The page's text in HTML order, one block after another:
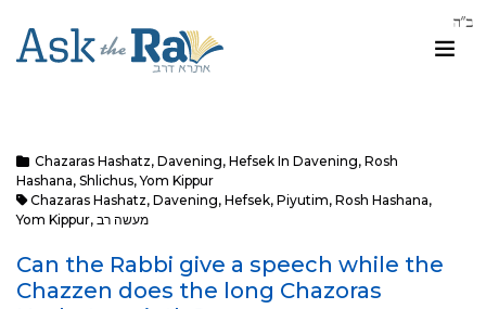
Chazaras Hashatz, Davening, Hefsek In Davening, Rosh
Hashana, Shlichus,Yom Kippur
Chazaras Hashatz, Davening, Hefsek, Piyutim, Rosh Hashana,
Yom Kippur, מעשה רב
Can the Rabbi give a speech while the
Chazzen does the long Chazoras